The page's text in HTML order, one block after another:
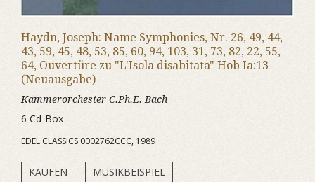
Haydn, Joseph: Name Symphonies, Nr. 26, 49, 44,
43, 59, 45, 48, 53, 85, 60, 94, 103, 31, 73, 82, 22, 55,
64, Ouvertüre zu "L'Isola disabitata" Hob Ia:13
(Neuausgabe)
Kammerorchester C.Ph.E. Bach
6 Cd-Box
EDEL CLASSICS 0002762CCC, 1989
KAUFEN MUSIKBEISPIEL